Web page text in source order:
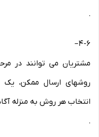
.
۴-۶–
مشتریان می توانند در
روشهای ارسال ممکن، یک
انتخاب هر روش به منزله
.